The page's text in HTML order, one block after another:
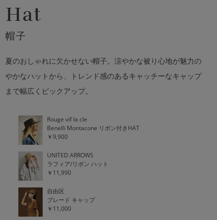
Hat
帽子
夏のおしゃれに欠かせない帽子。涼やかな被り心地が魅力の
やかなハットから、トレンド感のあるキャッチーなキャップ
まで幅広くピックアップ。
Rouge vif la cle
Benelli Montacone リボン付きHAT
￥9,900
UNITED ARROWS
ラフィア/リボン ハット
￥11,990
自由区
ブレード キャップ
￥11,000